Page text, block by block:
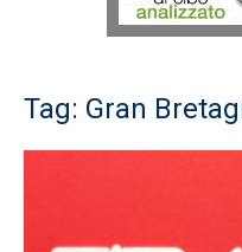
Tag: Gran